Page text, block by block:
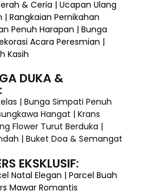
& Ceria | Ucapan Ulang
Rangkaian Pernikahan
Penuh Harapan | Bunga
Acara Peresmian |
Kasih
DUKA &
| Bunga Simpati Penuh
Hangat | Krans
Flower Turut Berduka |
| Buket Doa & Semangat
EKSKLUSIF:
Natal Elegan | Parcel Buah
Mawar Romantis